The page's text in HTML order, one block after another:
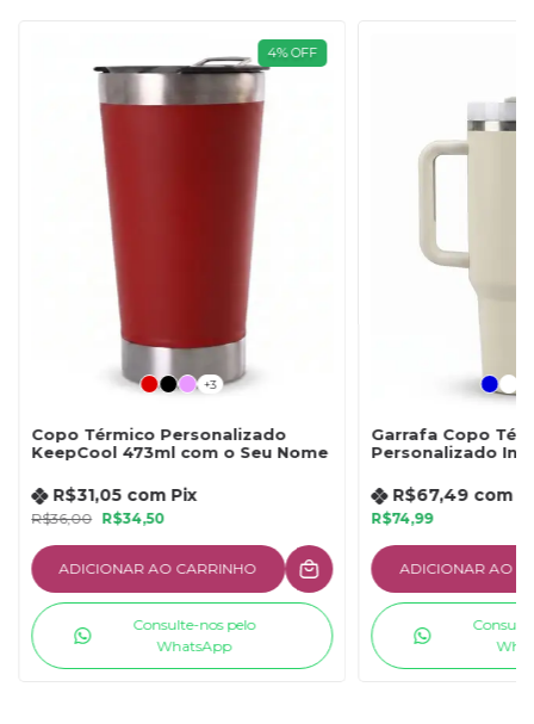
4%OFF
+3
Copo Térmico Personalizado
KeepCool 473ml com o Seu Nome
R$36,00 R$34,50
R$31,05 com Pix
ADICIONAR AO CARRINHO
Consulte-nos pelo
WhatsApp
Garrafa Copo
Personalizado
1200ml com Seu
R$74,99
R$67,49 com
ADICIONAR AO